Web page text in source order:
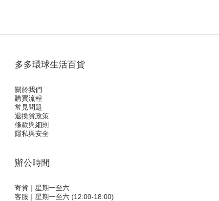
多多環球生活百貨
關於我們
購買流程
常見問題
退換貨政策
條款與細則
隱私與安全
辦公時間
寄貨｜星期一至六
客服｜星期一至六 (12:00-18:00)